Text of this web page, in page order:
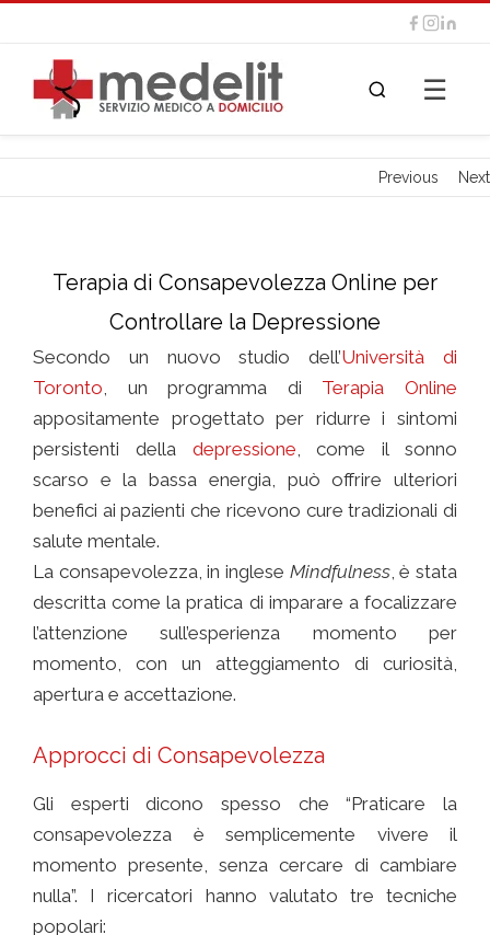
☰
Previous Next
Terapia di Consapevolezza Online per
Controllare la Depressione
Secondo un nuovo studio dell’Università di
Toronto, un programma di Terapia Online
appositamente progettato per ridurre i sintomi
persistenti della depressione, come il sonno
scarso e la bassa energia, può offrire ulteriori
benefici ai pazienti che ricevono cure tradizionali di
salute mentale.
La consapevolezza, in inglese Mindfulness, è stata
descritta come la pratica di imparare a focalizzare
l’attenzione sull’esperienza momento per
momento, con un atteggiamento di curiosità,
apertura e accettazione.
Approcci di Consapevolezza
Gli esperti dicono spesso che “Praticare la
consapevolezza è semplicemente vivere il
momento presente, senza cercare di cambiare
nulla”. I ricercatori hanno valutato tre tecniche
popolari: